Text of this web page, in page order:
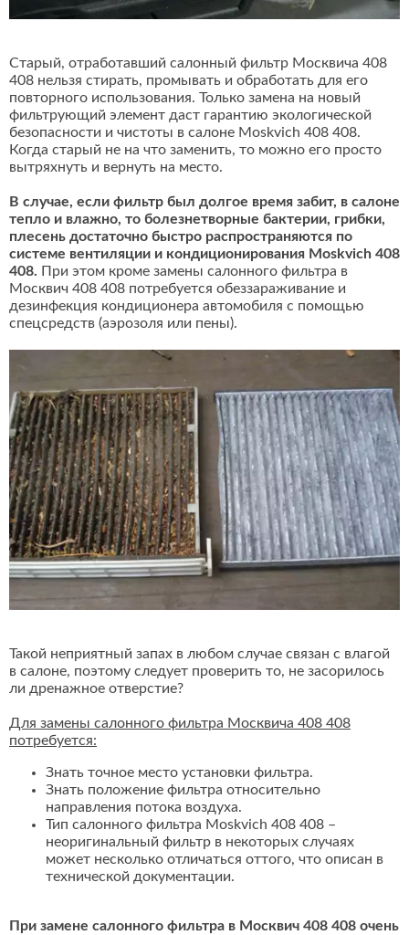
Старый, отработавший салонный фильтр Москвича 408
408 нельзя стирать, промывать и обработать для его
повторного использования. Только замена на новый
фильтрующий элемент даст гарантию экологической
безопасности и чистоты в салоне Moskvich 408 408.
Когда старый не на что заменить, то можно его просто
вытряхнуть и вернуть на место.
В случае, если фильтр был долгое время забит, в салоне
тепло и влажно, то болезнетворные бактерии, грибки,
плесень достаточно быстро распространяются по
системе вентиляции и кондиционирования Moskvich 408
408. При этом кроме замены салонного фильтра в
Москвич 408 408 потребуется обеззараживание и
дезинфекция кондиционера автомобиля с помощью
спецсредств (аэрозоля или пены).
Такой неприятный запах в любом случае связан с влагой
в салоне, поэтому следует проверить то, не засорилось
ли дренажное отверстие?
Для замены салонного фильтра Москвича 408 408
потребуется:
Знать точное место установки фильтра.
Знать положение фильтра относительно
направления потока воздуха.
Тип салонного фильтра Moskvich 408 408 –
неоригинальный фильтр в некоторых случаях
может несколько отличаться оттого, что описан в
технической документации.
При замене салонного фильтра в Москвич 408 408 очень